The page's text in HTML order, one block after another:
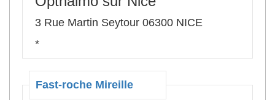
3 Rue Martin Seytour 06300 NICE
*
Fast-roche Mireille